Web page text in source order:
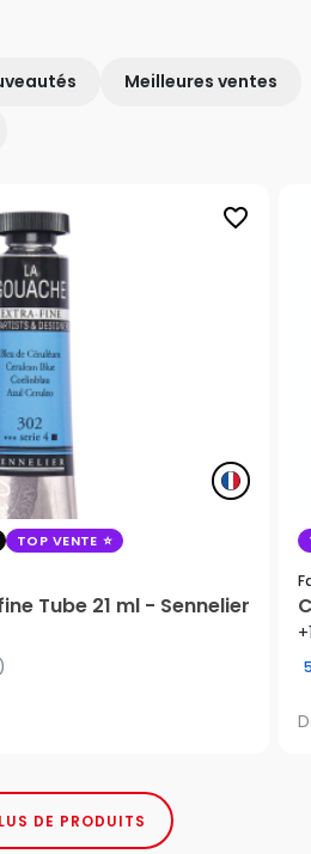
Meilleures ventes
favorite_border
TOP VENTE
Tube 21 ml - Sennelier
DE PRODUITS